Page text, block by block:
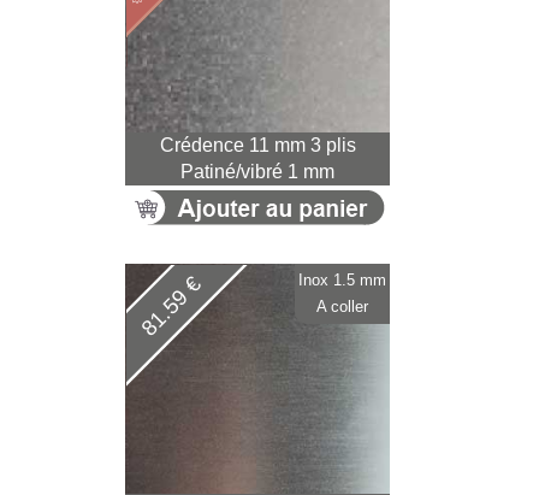
Crédence 11 mm 3 plis
Patiné/vibré 1 mm
81.59 €
Inox 1.5 mm
A coller